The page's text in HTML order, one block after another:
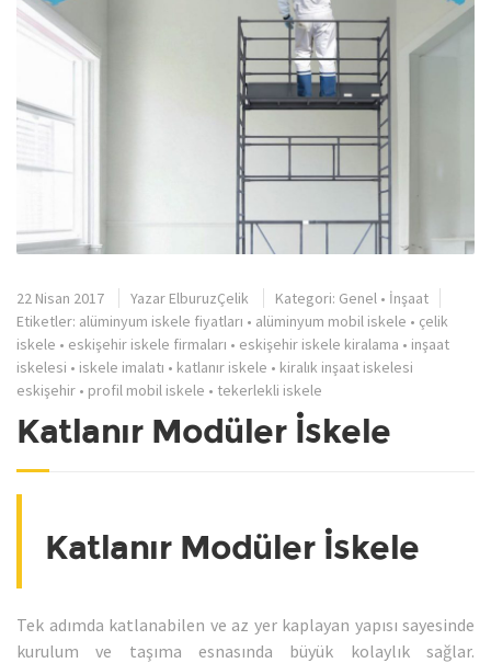
22 Nisan 2017 Yazar ElburuzÇelik Kategori: Genel • İnşaat
Etiketler: alüminyum iskele fiyatları • alüminyum mobil iskele • çelik
iskele • eskişehir iskele firmaları • eskişehir iskele kiralama • inşaat
iskelesi • iskele imalatı • katlanır iskele • kiralık inşaat iskelesi
eskişehir • profil mobil iskele • tekerlekli iskele
Katlanır Modüler İskele
Katlanır Modüler İskele
Tek adımda katlanabilen ve az yer kaplayan yapısı sayesinde
kurulum ve taşıma esnasında büyük kolaylık sağlar.